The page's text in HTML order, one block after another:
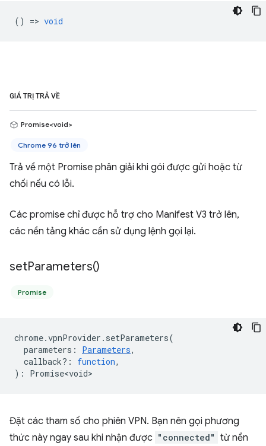
() => void
GIÁ TRỊ TRẢ VỀ
Promise<void>
Chrome 96 trở lên
Trả về một Promise phân giải khi gói được gửi hoặc từ
chối nếu có lỗi.
Các promise chỉ được hỗ trợ cho Manifest V3 trở lên,
các nền tảng khác cần sử dụng lệnh gọi lại.
setParameters()
Promise
chrome.vpnProvider . setParameters(
parameters : Parameters,
callback? : function,
) : Promise<void>
Đặt các tham số cho phiên VPN. Bạn nên gọi phương
thức này ngay sau khi nhận được "connected" từ nền